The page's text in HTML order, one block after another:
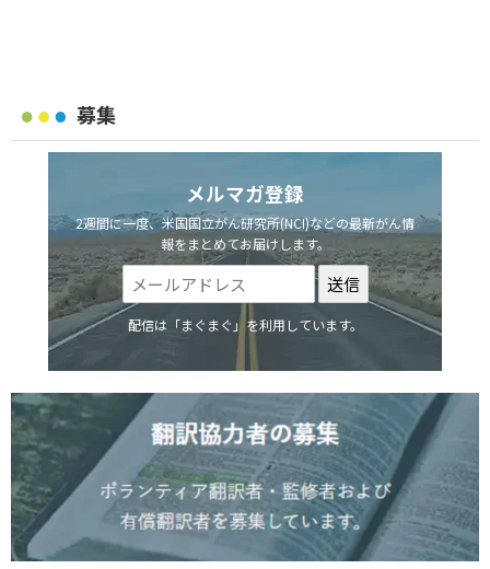
募集
メルマガ登録
2週間に一度、米国国立がん研究所(NCI)などの最新がん情
報をまとめてお届けします。
配信は「まぐまぐ」を利用しています。